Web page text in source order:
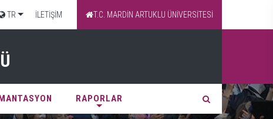
TR İLETİŞİM T.C. MARDİN ARTUKLU ÜNİVERSİTESİ
RAPORLAR